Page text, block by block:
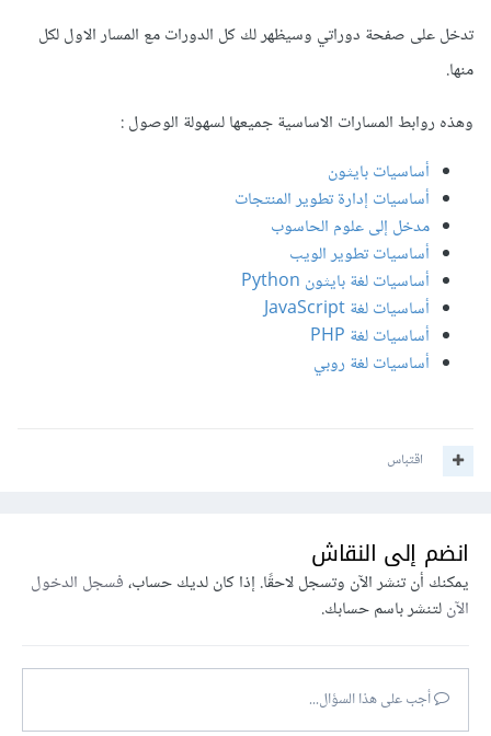
تدخل على صفحة دوراتي وسيظهر لك كل الدورات مع المسار الاول لكل
منها.
وهذه روابط المسارات الاساسية جميعها لسهولة الوصول
أساسيات بايثون
أساسيات إدارة تطوير المنتجات
مدخل إلى علوم الحاسوب
أساسيات تطوير الويب
أساسيات لغة بايثون Python
أساسيات لغة JavaScript
أساسيات لغة PHP
أساسيات لغة روبي
اقتباس
انضم إلى النقاش
يمكنك أن تنشر الآن وتسجل لاحقًا. إذا كان لديك حساب،فسجل الدخول
الآنلتنشر باسم حسابك.
أجب على هذا السؤال...